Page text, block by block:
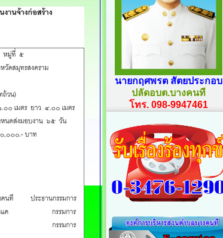
นายกฤศพรต สัตยประกอบ
ปลัดอบต.บางคนที
โทร. 098-9947461